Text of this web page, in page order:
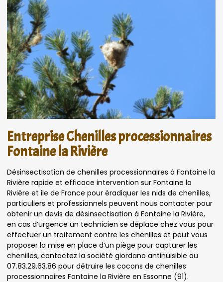
Entreprise Chenilles processionnaires
Fontaine la Rivière
Désinsectisation de chenilles processionnaires à Fontaine la
Rivière rapide et efficace intervention sur Fontaine la
Rivière et ile de France pour éradiquer les nids de chenilles,
particuliers et professionnels peuvent nous contacter pour
obtenir un devis de désinsectisation à Fontaine la Rivière,
en cas d’urgence un technicien se déplace chez vous pour
effectuer un traitement contre les chenilles et peut vous
proposer la mise en place d’un piège pour capturer les
chenilles, contactez la société giordano antinuisible au
07.83.29.63.86 pour détruire les cocons de chenilles
processionnaires Fontaine la Rivière en Essonne (91).